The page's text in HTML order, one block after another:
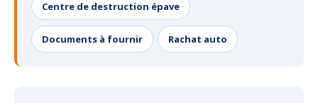
Centre de destruction épave
Documents à fournir Rachat auto